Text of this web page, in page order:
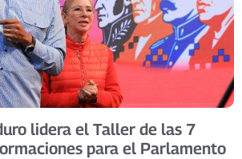
lidera el Taller de las 7
para el Parlamento